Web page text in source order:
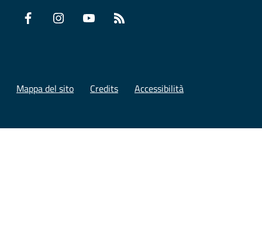
Facebook Instagram YouTube
Mappa del sito Credits Accessibilità